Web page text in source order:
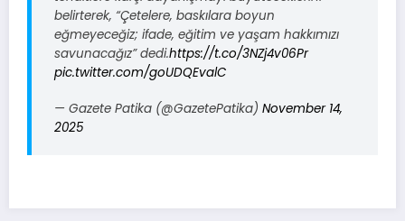
belirterek, “Çetelere, baskılara boyun
eğmeyeceğiz; ifade, eğitim ve yaşam hakkımızı
savunacağız” dedi.https://t.co/3NZj4v06Pr
pic.twitter.com/goUDQEvalC
— Gazete Patika (@GazetePatika) November 14,
2025